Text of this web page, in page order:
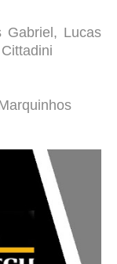
Gabriel, Lucas